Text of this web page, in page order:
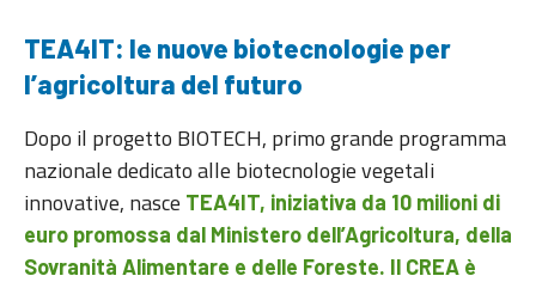
TEA4IT: le nuove biotecnologie per
l’agricoltura del futuro
Dopo il progetto BIOTECH, primo grande programma
nazionale dedicato alle biotecnologie vegetali
innovative, nasce TEA4IT, iniziativa da 10 milioni di
euro promossa dal Ministero dell’Agricoltura, della
Sovranità Alimentare e delle Foreste. Il CREA è